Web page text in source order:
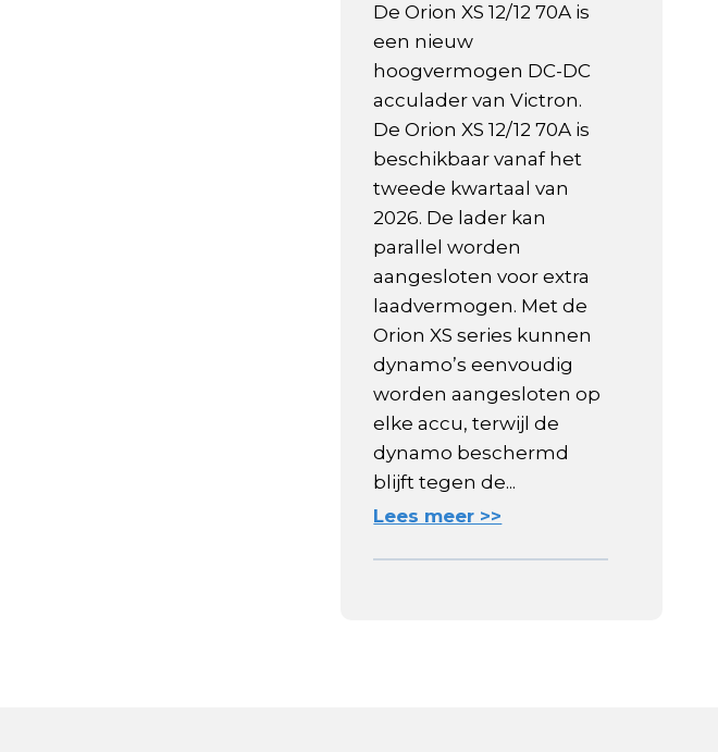
De Orion XS 12/12 70A is
een nieuw
hoogvermogen DC-DC
acculader van Victron.
De Orion XS 12/12 70A is
beschikbaar vanaf het
tweede kwartaal van
2026. De lader kan
parallel worden
aangesloten voor extra
laadvermogen. Met de
Orion XS series kunnen
dynamo’s eenvoudig
worden aangesloten op
elke accu, terwijl de
dynamo beschermd
blijft tegen de...
Lees meer >>